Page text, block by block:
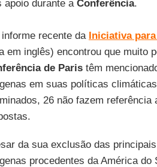
apoio durante a Conferência.
informe recente da Iniciativa
em inglês) encontrou que muito
de Paristêm
em suas políticas
26 não fazem
da sua exclusão das
procedentes da América